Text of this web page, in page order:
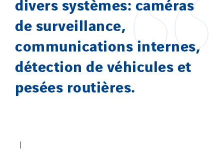
de surveillance,
communications internes,
détection de véhicules et
pesées routières.